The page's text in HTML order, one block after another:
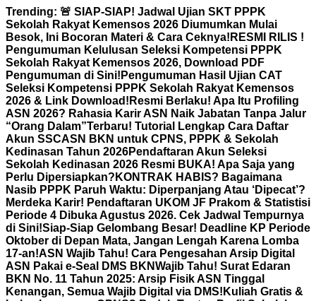
Skip
to
content
Trending: 🚨 SIAP-SIAP! Jadwal Ujian SKT PPPK
Sekolah Rakyat Kemensos 2026 Diumumkan Mulai
Besok, Ini Bocoran Materi & Cara Ceknya! RESMI RILIS !
Pengumuman Kelulusan Seleksi Kompetensi PPPK
Sekolah Rakyat Kemensos 2026, Download PDF
Pengumuman di Sini! Pengumuman Hasil Ujian CAT
Seleksi Kompetensi PPPK Sekolah Rakyat Kemensos
2026 & Link Download! Resmi Berlaku! Apa Itu Profiling
ASN 2026? Rahasia Karir ASN Naik Jabatan Tanpa Jalur
“Orang Dalam”Terbaru! Tutorial Lengkap Cara Daftar
Akun SSCASN BKN untuk CPNS, PPPK & Sekolah
Kedinasan Tahun 2026Pendaftaran Akun Seleksi
Sekolah Kedinasan 2026 Resmi BUKA! Apa Saja yang
Perlu Dipersiapkan? KONTRAK HABIS? Bagaimana
Nasib PPPK Paruh Waktu: Diperpanjang Atau ‘Dipecat’?
Merdeka Karir! Pendaftaran UKOM JF Prakom & Statistisi
Periode 4 Dibuka Agustus 2026. Cek Jadwal Tempurnya
di Sini!Siap-Siap Gelombang Besar! Deadline KP Periode
Oktober di Depan Mata, Jangan Lengah Karena Lomba
17-an!ASN Wajib Tahu! Cara Pengesahan Arsip Digital
ASN Pakai e-Seal DMS BKNWajib Tahu! Surat Edaran
BKN No. 11 Tahun 2025: Arsip Fisik ASN Tinggal
Kenangan, Semua Wajib Digital via DMS! Kuliah Gratis &